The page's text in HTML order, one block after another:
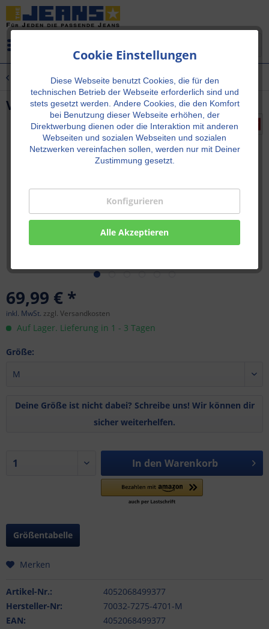
Cookie Einstellungen
Diese Webseite benutzt Cookies, die für den
technischen Betrieb der Webseite erforderlich sind und
stets gesetzt werden. Andere Cookies, die den Komfort
bei Benutzung dieser Webseite erhöhen, der
Direktwerbung dienen oder die Interaktion mit anderen
Webseiten und sozialen Webseiten und sozialen
Netzwerken vereinfachen sollen, werden nur mit Deiner
Zustimmung gesetzt.
Konfigurieren
Alle Akzeptieren
Übersicht Neu!
VEST Blueblack
69,99 € *
inkl. MwSt. zzgl. Versandkosten
Auf Lager. Lieferung in 1 - 3 Tagen
Größe:
Deine Größe ist nicht dabei? Schreibe uns! Wir können dir
sicher weiterhelfen.
In den Warenkorb
Größentabelle
Merken
Artikel-Nr.:
4052068499377
Hersteller-Nr:
70032-7275-4701-M
EAN:
4052068499377